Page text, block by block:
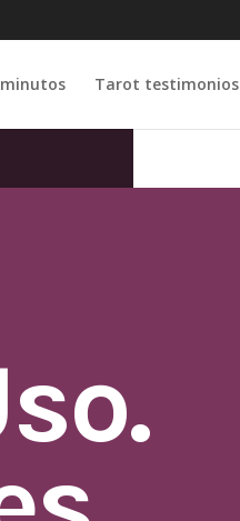
Tarot testimonios